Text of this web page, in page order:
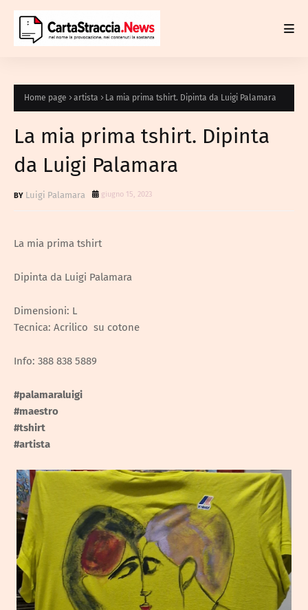
Home page artista La mia prima tshirt. Dipinta da Luigi Palamara
La mia prima tshirt. Dipinta
da Luigi Palamara
Luigi Palamara giugno 15, 2023
La mia prima tshirt
Dipinta da Luigi Palamara
Dimensioni: L
Tecnica: Acrilico su cotone
Info: 388 838 5889
#palamaraluigi
#maestro
#tshirt
#artista